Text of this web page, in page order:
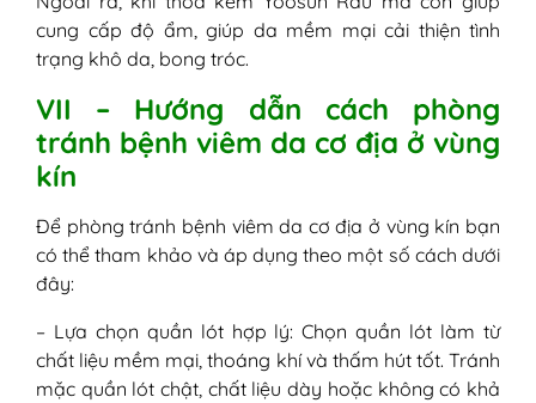
cung cấp độ ẩm, giúp da mềm mại cải thiện tình
trạng khô da, bong tróc.
VII – Hướng dẫn cách phòng
tránh bệnh viêm da cơ địa ở vùng
kín
Để phòng tránh bệnh viêm da cơ địa ở vùng kín bạn
có thể tham khảo và áp dụng theo một số cách dưới
đây:
– Lựa chọn quần lót hợp lý: Chọn quần lót làm từ
chất liệu mềm mại, thoáng khí và thấm hút tốt. Tránh
mặc quần lót chật, chất liệu dày hoặc không có khả